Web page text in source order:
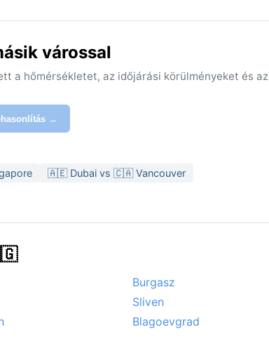
várossal
a hőmérsékletet, az időjárási körülményeket és az
→
🇦🇪 Dubai vs 🇨🇦 Vancouver
Burgasz
Sliven
Blagoevgrad